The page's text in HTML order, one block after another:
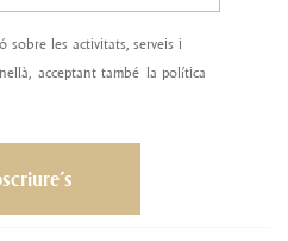
sobre les activitats, serveis i
acceptant també la política